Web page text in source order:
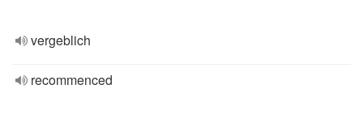
vergeblich
recommenced